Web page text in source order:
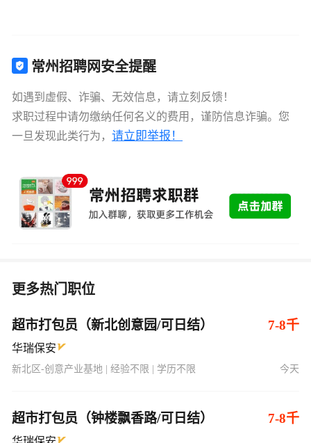
常州招聘网安全提醒
如遇到虚假、诈骗、无效信息，请立刻反馈！
求职过程中请勿缴纳任何名义的费用，谨防信息诈骗。您
一旦发现此类行为， 请立即举报！
更多热门职位
超市打包员（新北创意园/可日结） 7-8千
华瑞保安
新北区-创意产业基地 | 经验不限 | 学历不限 今天
超市打包员（钟楼飘香路/可日结） 7-8千